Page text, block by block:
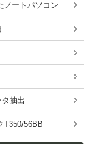
ートパソコン
抽出
T350/56BB